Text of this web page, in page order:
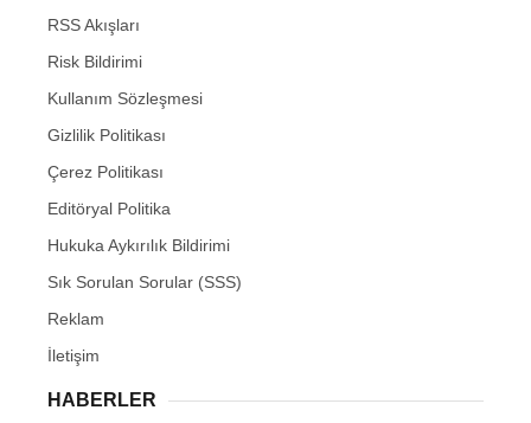
RSS Akışları
Risk Bildirimi
Kullanım Sözleşmesi
Gizlilik Politikası
Çerez Politikası
Editöryal Politika
Hukuka Aykırılık Bildirimi
Sık Sorulan Sorular (SSS)
Reklam
İletişim
HABERLER